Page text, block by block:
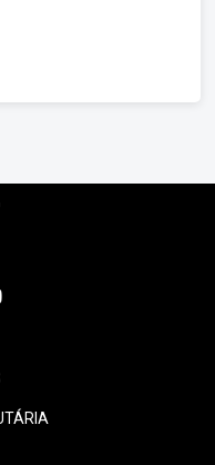
de PIS/Pasep
e escriturados no